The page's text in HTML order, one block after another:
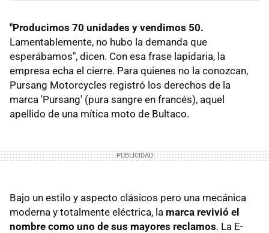
"Producimos 70 unidades y vendimos 50.
Lamentablemente, no hubo la demanda que
esperábamos", dicen. Con esa frase lapidaria, la
empresa echa el cierre. Para quienes no la conozcan,
Pursang Motorcycles registró los derechos de la
marca 'Pursang' (pura sangre en francés), aquel
apellido de una mítica moto de Bultaco.
Bajo un estilo y aspecto clásicos pero una mecánica
moderna y totalmente eléctrica, la marca revivió el
nombre como uno de sus mayores reclamos. La E-